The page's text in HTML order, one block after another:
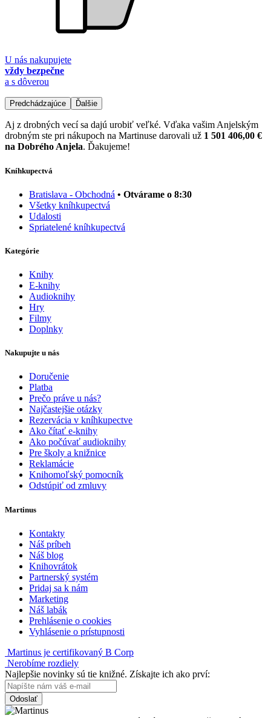
U nás nakupujete
vždy bezpečne
a s dôverou
Predchádzajúce Ďalšie
Aj z drobných vecí sa dajú urobiť veľké. Vďaka vašim Anjelským
drobným ste pri nákupoch na Martinuse darovali už 1 501 406,00 €
na Dobrého Anjela. Ďakujeme!
Kníhkupectvá
Bratislava - Obchodná • Otvárame o 8:30
Všetky kníhkupectvá
Udalosti
Spriatelené kníhkupectvá
Kategórie
Knihy
E-knihy
Audioknihy
Hry
Filmy
Doplnky
Nakupujte u nás
Doručenie
Platba
Prečo práve u nás?
Najčastejšie otázky
Rezervácia v kníhkupectve
Ako čítať e-knihy
Ako počúvať audioknihy
Pre školy a knižnice
Reklamácie
Knihomoľský pomocník
Odstúpiť od zmluvy
Martinus
Kontakty
Náš príbeh
Náš blog
Knihovrátok
Partnerský systém
Pridaj sa k nám
Marketing
Náš labák
Prehlásenie o cookies
Vyhlásenie o prístupnosti
Martinus je certifikovaný B Corp
Nerobíme rozdiely
Najlepšie novinky sú tie knižné. Získajte ich ako prví:
Odoslať